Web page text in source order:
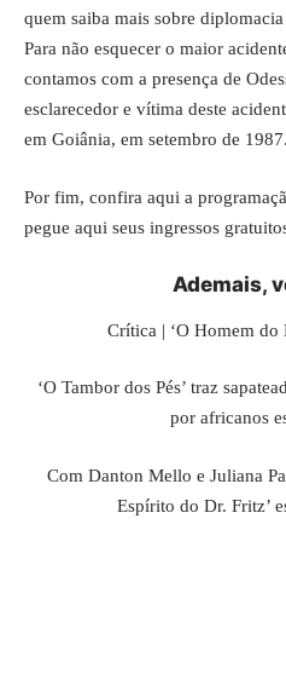
quem saiba mais sobre
Para não esquecer o maior
contamos com a presença de
esclarecedor e vítima deste
em Goiânia, em setembro de 1987.
Por fim, confira aqui a
pegue aqui seus ingressos
Ademais,
Crítica | ‘O Homem do
‘O Tambor dos Pés’ traz
por africanos
Com Danton Mello e Juliana
Espírito do Dr. Fritz’